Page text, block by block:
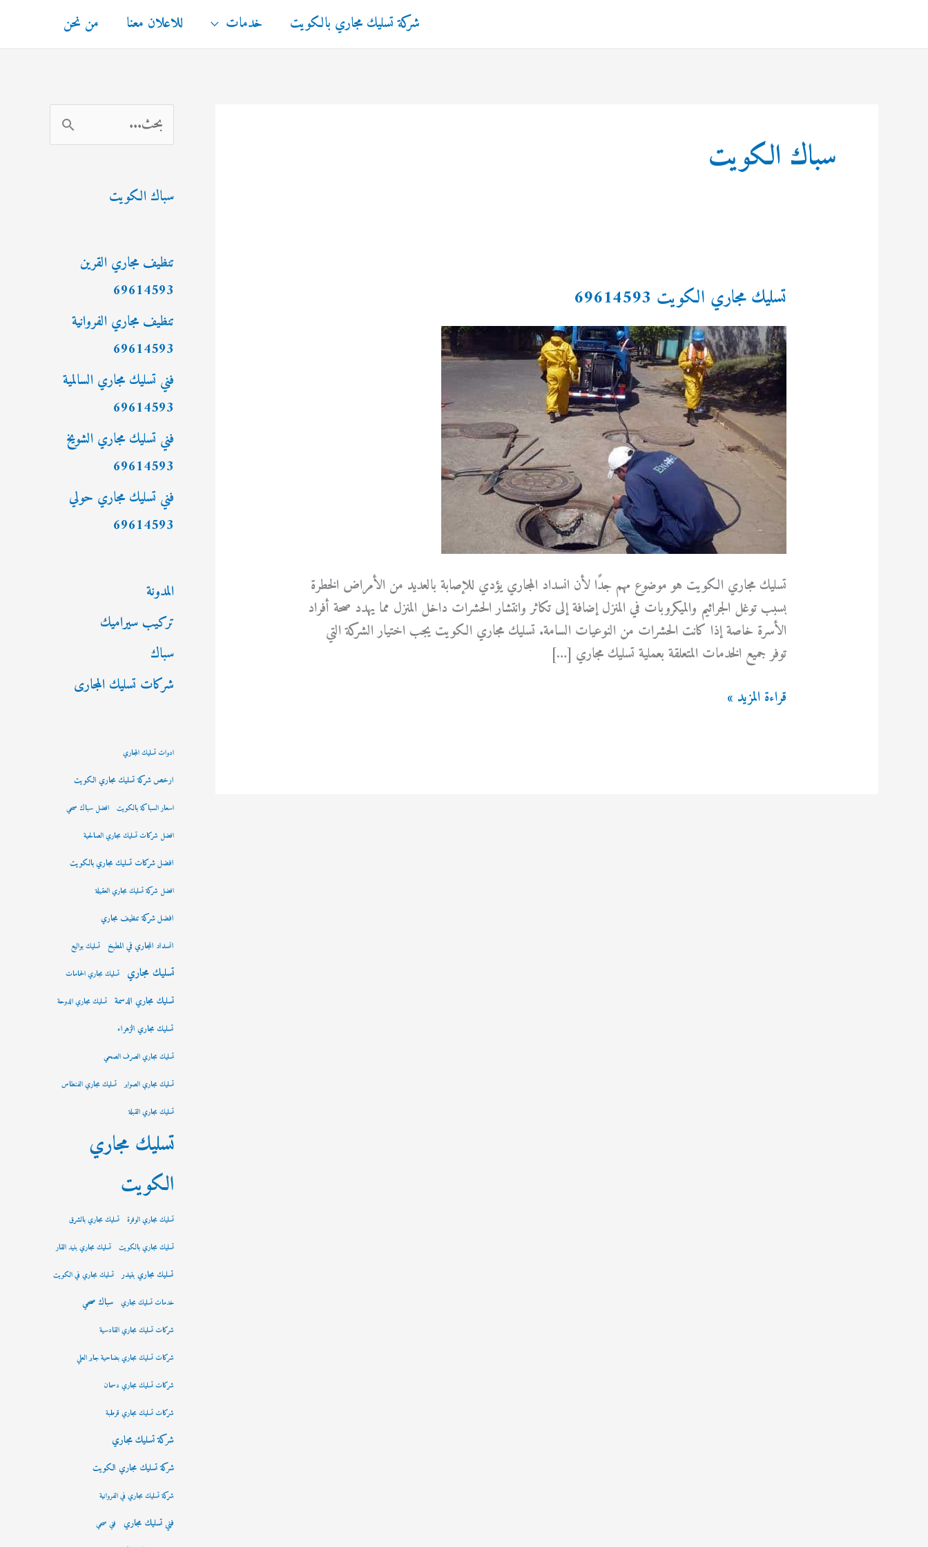
المحتوى
شركة تسليك مجاري بالكويت خدمات للاعلان معنا من نحن
سباك الكويت
تسليك مجاري الكويت 69614593
تسليك مجاري الكويت هو موضوع مهم جدًا لأن انسداد المجاري يؤدي للإصابة بالعديد من الأمراض الخطرة
بسبب توغل الجراثيم والميكروبات في المنزل إضافة إلى تكاثر وانتشار الحشرات داخل المنزل مما يهدد صحة أفراد
الأسرة خاصة إذا كانت الحشرات من النوعيات السامة. تسليك مجاري الكويت يجب اختيار الشركة التي
توفر جميع الخدمات المتعلقة بعملية تسليك مجاري […]
تسليك
قراءة المزيد »
ل
ح
ع
ن
سباك الكويت
تنظيف مجاري القرين
69614593
تنظيف مجاري الفروانية
69614593
فني تسليك مجاري السالمية
69614593
فني تسليك مجاري الشويخ
69614593
فني تسليك مجاري حولي
69614593
المدونة
تركيب سيراميك
سباك
شركات تسليك المجارى
ادوات تسليك المجاري
ارخص شركة تسليك مجاري الكويت
اسعار السباكة بالكويت افضل سباك صحي
افضل شركات تسليك مجاري الصالحية
افضل شركات تسليك مجاري بالكويت
افضل شركة تسليك مجاري العقيلة
افضل شركة تنظيف مجاري
انسداد المجاري في المطبخ تسليك بواليع
تسليك مجاري تسليك مجاري الحمامات
تسليك مجاري الدسمة تسليك مجاري الدوحة
تسليك مجاري الزهراء
تسليك مجاري الصرف الصحي
تسليك مجاري الصوابر تسليك مجاري الفنطاس
تسليك مجاري القبلة
تسليك مجاري
الكويت
تسليك مجاري الوفرة تسليك مجاري بالشرق
تسليك مجاري بالكويت تسليك مجاري بنيد القار
تسليك مجاري بنيدر تسليك مجاري في الكويت
خدمات تسليك مجاري سباك صحي
شركات تسليك مجاري القادسية
شركات تسليك مجاري بضاحية جابر العلي
شركات تسليك مجاري دسمان
شركات تسليك مجاري قرطبة
شركة تسليك مجاري
شركة تسليك مجاري الكويت
شركة تسليك مجاري في الفروانية
فني تسليك مجاري فني صحي